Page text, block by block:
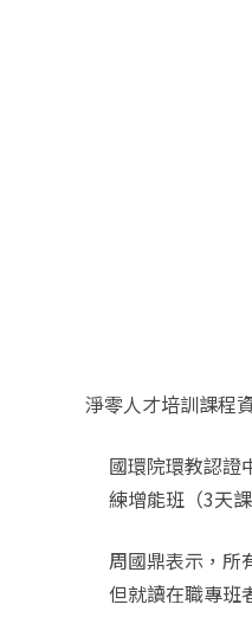
淨零人才培訓課程
國環院環教認證
練增能班（3天
周國鼎表示，所
但就讀在職專班